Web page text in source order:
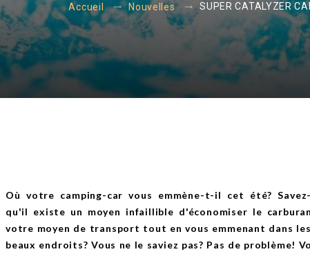
Accueil Nouvelles SUPER CATALYZER
Où votre camping-car vous emmène-t-il cet été?
qu'il existe un moyen infaillible d'économiser le
votre moyen de transport tout en vous emmenant dans
beaux endroits? Vous ne le saviez pas? Pas de problème!